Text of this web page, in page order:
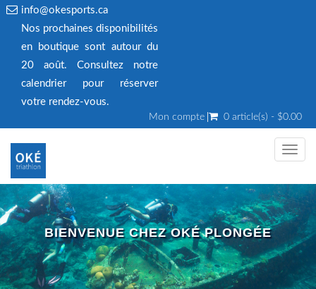
info@okesports.ca
Nos prochaines disponibilités
en boutique sont autour du
20 août. Consultez notre
calendrier pour réserver
votre rendez‑vous.
Mon compte 0 article(s) - $0.00
BIENVENUE CHEZ OKÉ PLONGÉE
Un Centre PADI 5 étoiles IDC. Nous avons des cours pour tous les
niveaux, de débutant à instructeur.